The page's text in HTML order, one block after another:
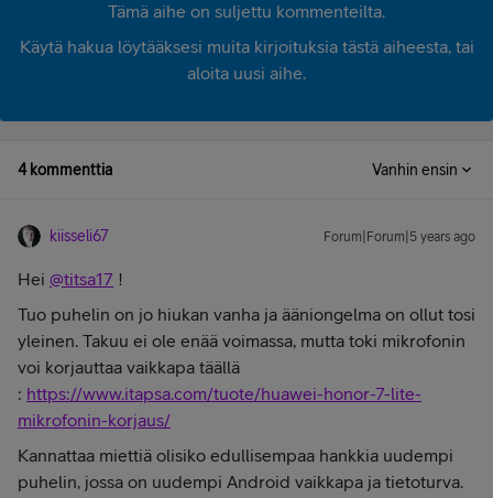
Tämä aihe on suljettu kommenteilta.
Käytä hakua löytääksesi muita kirjoituksia tästä aiheesta, tai
aloita uusi aihe.
4 kommenttia Vanhin ensin
kiisseli67 Forum|Forum|5 years ago
Hei @titsa17 !
Tuo puhelin on jo hiukan vanha ja ääniongelma on ollut tosi
yleinen. Takuu ei ole enää voimassa, mutta toki mikrofonin
voi korjauttaa vaikkapa täällä
: https://www.itapsa.com/tuote/huawei-honor-7-lite-
mikrofonin-korjaus/
Kannattaa miettiä olisiko edullisempaa hankkia uudempi
puhelin, jossa on uudempi Android vaikkapa ja tietoturva.